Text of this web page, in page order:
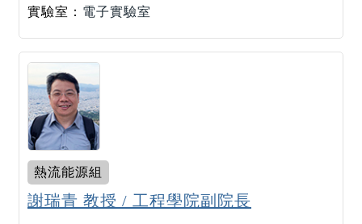
實驗室： 電子實驗室
熱流能源組
謝瑞青 教授 / 工程學院副院長